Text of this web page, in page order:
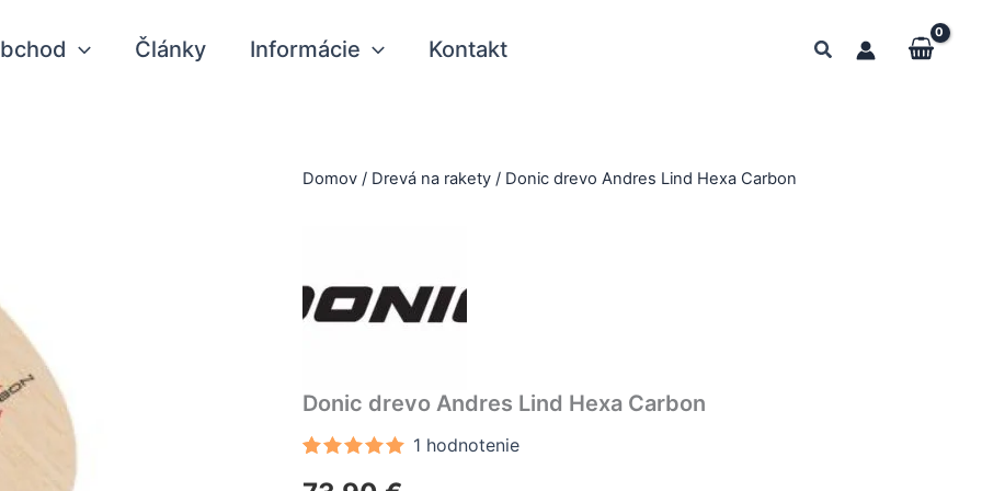
Články Informácie Kontakt
Domov / Drevá na rakety / Donic drevo Andres Lind Hexa Carbon
Donic drevo Andres Lind Hexa Carbon
1 hodnotenie